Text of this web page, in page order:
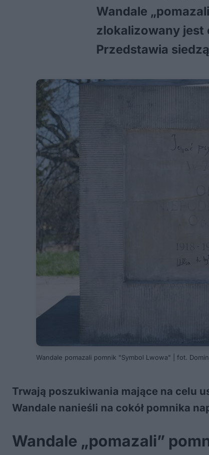
Wandale
zlokalizowany jest
Przedstawia
Wandale pomazali pomnik "Symbol Lwowa" | fot.
Trwają poszukiwania mające na celu
Wandale nanieśli na cokół pomnika
Wandale „pomazali”